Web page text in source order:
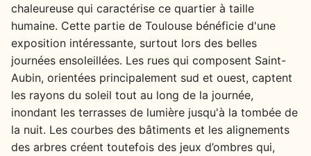
chaleureuse qui caractérise ce quartier à taille
humaine. Cette partie de Toulouse bénéficie d'une
exposition intéressante, surtout lors des belles
journées ensoleillées. Les rues qui composent Saint-
Aubin, orientées principalement sud et ouest, captent
les rayons du soleil tout au long de la journée,
inondant les terrasses de lumière jusqu'à la tombée de
la nuit. Les courbes des bâtiments et les alignements
des arbres créent toutefois des jeux d’ombres qui,